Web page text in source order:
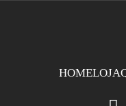
HOMELOJA